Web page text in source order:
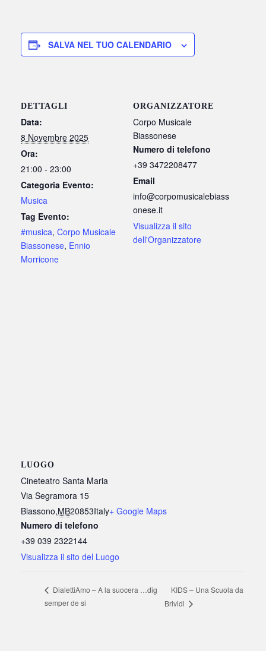
SALVA NEL TUO CALENDARIO
DETTAGLI
Data:
8 Novembre 2025
Ora:
21:00 - 23:00
Categoria Evento:
Musica
Tag Evento:
#musica, Corpo Musicale
Biassonese, Ennio
Morricone
ORGANIZZATORE
Corpo Musicale
Biassonese
Numero di telefono
+39 3472208477
Email
info@corpomusicalebiass
onese.it
Visualizza il sito
dell'Organizzatore
LUOGO
Cineteatro Santa Maria
Via Segramora 15
Biassono,MB20853Italy+ Google Maps
Numero di telefono
+39 039 2322144
Visualizza il sito del Luogo
DialettiAmo – A la suocera …dig
semper de si
KIDS – Una Scuola da
Brividi